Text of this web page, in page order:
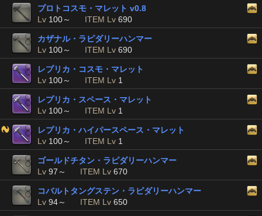
プロトコスモ・マレット v0.8
Lv 100～ ITEM Lv 690
カザナル・ラピダリーハンマー
Lv 100～ ITEM Lv 690
レプリカ・コスモ・マレット
Lv 100～ ITEM Lv 1
レプリカ・スペース・マレット
Lv 100～ ITEM Lv 1
レプリカ・ハイパースペース・マレット
Lv 100～ ITEM Lv 1
ゴールドチタン・ラピダリーハンマー
Lv 97～ ITEM Lv 670
コバルトタングステン・ラピダリーハンマー
Lv 94～ ITEM Lv 650